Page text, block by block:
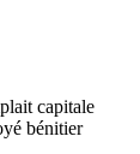
capitale
bénitier